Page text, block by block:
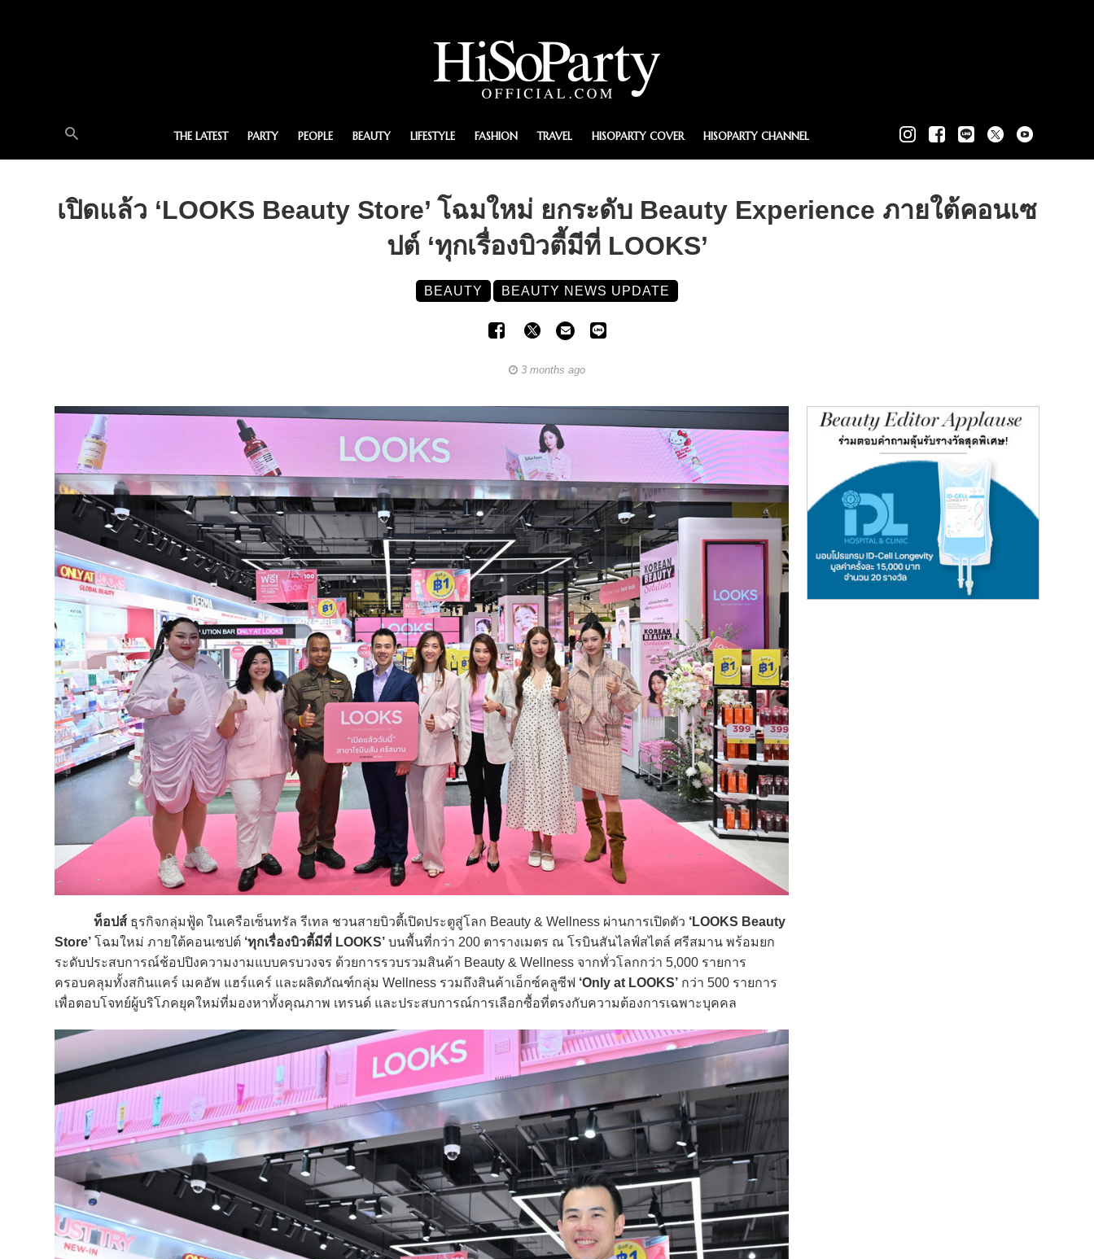
THE LATEST PARTY PEOPLE BEAUTY LIFESTYLE FASHION TRAVEL HISOPARTY COVER HISOPARTY CHANNEL
เปิดแล้ว ‘LOOKS Beauty Store’ โฉมใหม่ ยกระดับ Beauty Experience ภายใต้คอนเซ
ปต์ ‘ทุกเรื่องบิวตี้มีที่ LOOKS’
BEAUTY BEAUTY NEWS UPDATE
3 months ago
ท็อปส์ ธุรกิจกลุ่มฟู้ด ในเครือเซ็นทรัล รีเทล ชวนสายบิวตี้เปิดประตูสู่โลก Beauty & Wellness ผ่านการเปิดตัว ‘LOOKS Beauty
Store’ โฉมใหม่ ภายใต้คอนเซปต์ ‘ทุกเรื่องบิวตี้มีที่ LOOKS’ บนพื้นที่กว่า 200 ตารางเมตร ณ โรบินสันไลฟ์สไตล์ ศรีสมาน พร้อมยก
ระดับประสบการณ์ช้อปปิงความงามแบบครบวงจร ด้วยการรวบรวมสินค้า Beauty & Wellness จากทั่วโลกกว่า 5,000 รายการ
ครอบคลุมทั้งสกินแคร์ เมคอัพ แฮร์แคร์ และผลิตภัณฑ์กลุ่ม Wellness รวมถึงสินค้าเอ็กซ์คลูซีฟ ‘Only at LOOKS’ กว่า 500 รายการ
เพื่อตอบโจทย์ผู้บริโภคยุคใหม่ที่มองหาทั้งคุณภาพ เทรนด์ และประสบการณ์การเลือกซื้อที่ตรงกับความต้องการเฉพาะบุคคล